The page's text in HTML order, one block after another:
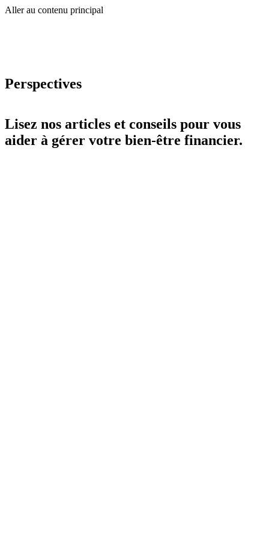
Aller au contenu principal
Perspectives
Lisez nos articles et conseils pour vous
aider à gérer votre bien-être financier.